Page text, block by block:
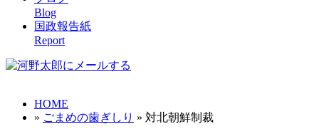
Blog
国政報告紙
Report
HOME
» ごまめの歯ぎしり » 対北朝鮮制裁